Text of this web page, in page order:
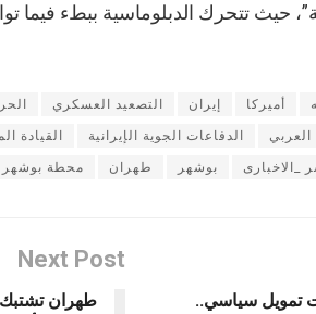
حيث تتحرك الدبلوماسية ببطء فيما
أميركا إيران التصعيد العسكري
العربي الدفاعات الجوية الإيرانية القيادة
_الاخبارى بوشهر طهران محطة بوشهر
تمويل سياسي..
Next Post
طهران